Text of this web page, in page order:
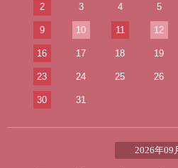
2 3 4 5
9 10 11 12
16 17 18 19
23 24 25 26
30 31
2026年09